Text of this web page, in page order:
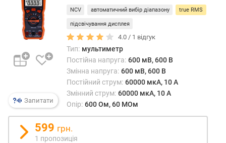
ні.
а
м
и
а
д
о
ю
о
Запитати
NCV автоматичний вибір діапазону true RMS
підсвічування дисплея
4.0 / 1 відгук
Тип: мультиметр
Постійна напруга: 600 мВ, 600 В
Змінна напруга: 600 мВ, 600 В
Постійний струм: 60000 мкА, 10 А
Змінний струм: 60000 мкА, 10 А
Опір: 600 Ом, 60 МОм
599 грн.
1 пропозиція